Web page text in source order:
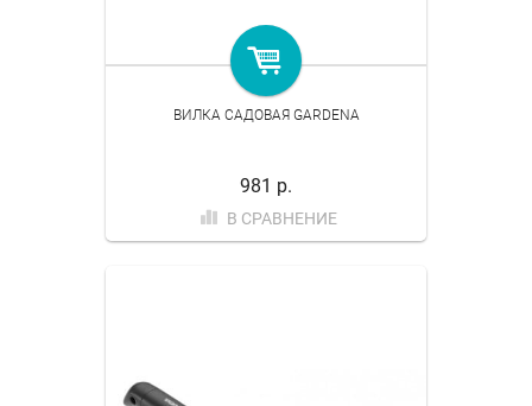
ВИЛКА САДОВАЯ GARDENA
981 р.
В СРАВНЕНИЕ